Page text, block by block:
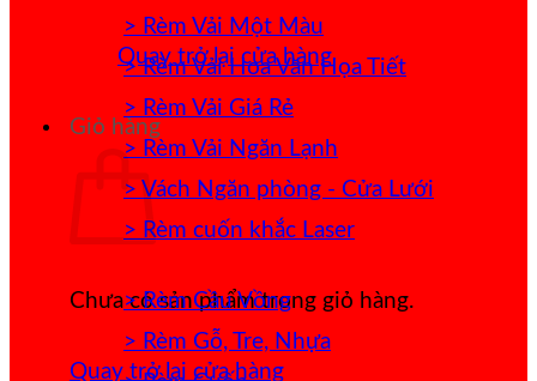
Quay trở lại cửa hàng
Giỏ hàng
Chưa có sản phẩm trong giỏ hàng.
Quay trở lại cửa hàng
> Rèm Vải Một Màu
> Rèm Vải Hoa Văn Họa Tiết
> Rèm Vải Giá Rẻ
> Rèm Vải Ngăn Lạnh
> Vách Ngăn phòng - Cửa Lưới
> Rèm cuốn khắc Laser
> Rèm Cầu Vồng
> Rèm Gỗ, Tre, Nhựa